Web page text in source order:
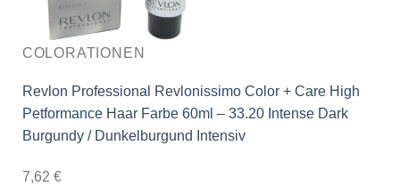
COLORATIONEN
Revlon Professional Revlonissimo Color + Care High
Petformance Haar Farbe 60ml – 33.20 Intense Dark
Burgundy / Dunkelburgund Intensiv
7,62 €